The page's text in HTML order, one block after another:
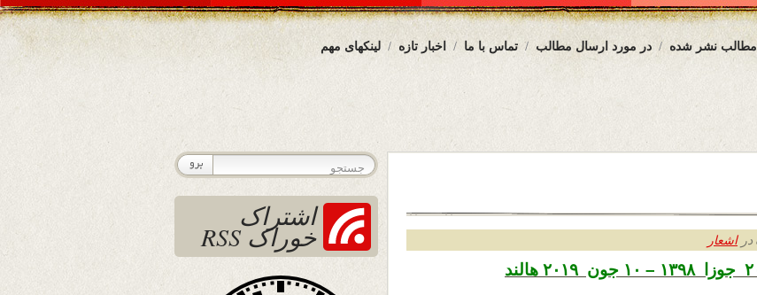
لینکهای مهم اخبار تازه تماس با ما در مورد ارسال مطالب مطالب نشر شده
اشعار
اشتراک
خوراک RSS